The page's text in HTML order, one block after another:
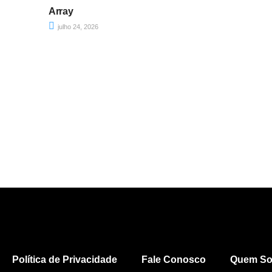
Array
julho 24, 2026
Política de Privacidade Fale Conosco Quem